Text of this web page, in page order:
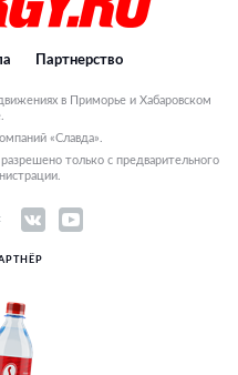
Партнерство
в Приморье и Хабаровском
«Славда».
только с предварительного